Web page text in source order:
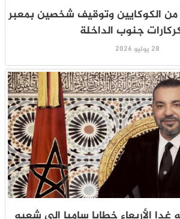
من الكوكايين وتوقيف شخصين بمعبر
جنوب الداخلة
28 يوليو 2026